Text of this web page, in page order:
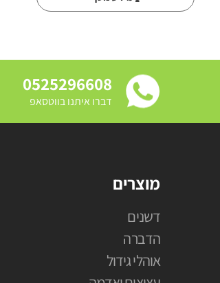
0525296608
דברו איתנו בווטסאפ
מוצרים
דשנים
הדברה
אוהלי גידול